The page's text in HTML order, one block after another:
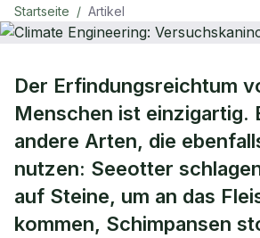
Startseite / Artikel
natur Plus
Climate Engineering:
Versuchskaninchen
Der Erfindungsreichtum
Menschen ist einzigartig.
andere Arten, die
nutzen: Seeotter
auf Steine, um an das
kommen, Schimpansen